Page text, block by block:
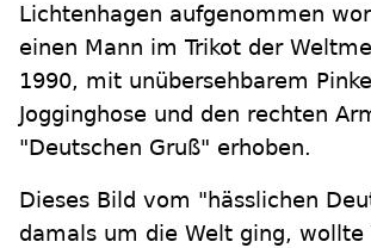
Lichtenhagen aufgenommen
einen Mann im Trikot der
1990, mit unübersehbarem
Jogginghose und den rechten
"Deutschen Gruß" erhoben.
Dieses Bild vom "hässlichen
damals um die Welt ging, wollte